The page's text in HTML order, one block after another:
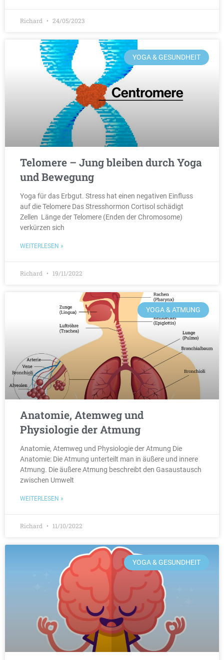
Richard 24/05/2023
YOGA & GESUNDHEIT
Telomere – Jung bleiben durch Yoga
und Bewegung
Yoga für das Erbgut. Stress hat einen negativen Einfluss
auf die Telomere Das Stresshormon Cortisol schädigt
Zellen Länge der Telomere (Enden der Chromosome)
verkürzen sich
WEITERLESEN »
Richard 19/11/2022
YOGA & ATMUNG
Anatomie, Atemweg und
Physiologie der Atmung
Anatomie, Atemweg und Physiologie der Atmung Die
Anatomie: Die Atmung unterteilt man in äußere und innere
Atmung. Die äußere Atmung beschreibt den Gasaustausch
zwischen Umwelt
WEITERLESEN »
Richard 11/10/2022
YOGA & GESUNDHEIT